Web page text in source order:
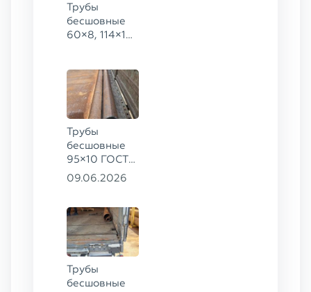
Трубы
бесшовные
60×8, 114×10,
8732-78, ст.
20
Трубы
бесшовные
95×10 ГОСТ
8732-78, ст.
09.06.2026
Трубы
бесшовные